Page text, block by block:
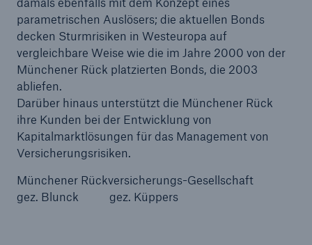
parametrischen Auslösers; die aktuellen Bonds
decken Sturmrisiken in Westeuropa auf
vergleichbare Weise wie die im Jahre 2000 von der
Münchener Rück platzierten Bonds, die 2003
abliefen.
Darüber hinaus unterstützt die Münchener Rück
ihre Kunden bei der Entwicklung von
Kapitalmarktlösungen für das Management von
Versicherungsrisiken.
Münchener Rückversicherungs-Gesellschaft
gez. Blunck gez. Küppers
Fakten